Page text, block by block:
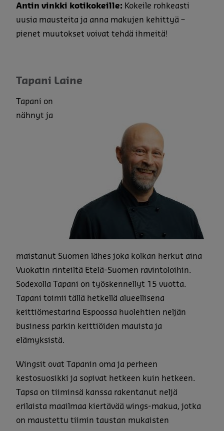
Antin vinkki kotikokeille: Kokeile rohkeasti
uusia mausteita ja anna makujen kehittyä –
pienet muutokset voivat tehdä ihmeitä!
Tapani Laine
Tapani on
nähnyt ja
maistanut Suomen lähes joka kolkan herkut aina
Vuokatin rinteiltä Etelä-Suomen ravintoloihin.
Sodexolla Tapani on työskennellyt 15 vuotta.
Tapani toimii tällä hetkellä alueellisena
keittiömestarina Espoossa huolehtien neljän
business parkin keittiöiden mauista ja
elämyksistä.
Wingsit ovat Tapanin oma ja perheen
kestosuosikki ja sopivat hetkeen kuin hetkeen.
Tapsa on tiiminsä kanssa rakentanut neljä
erilaista maailmaa kiertävää wings-makua, jotka
on maustettu tiimin taustan mukaisten